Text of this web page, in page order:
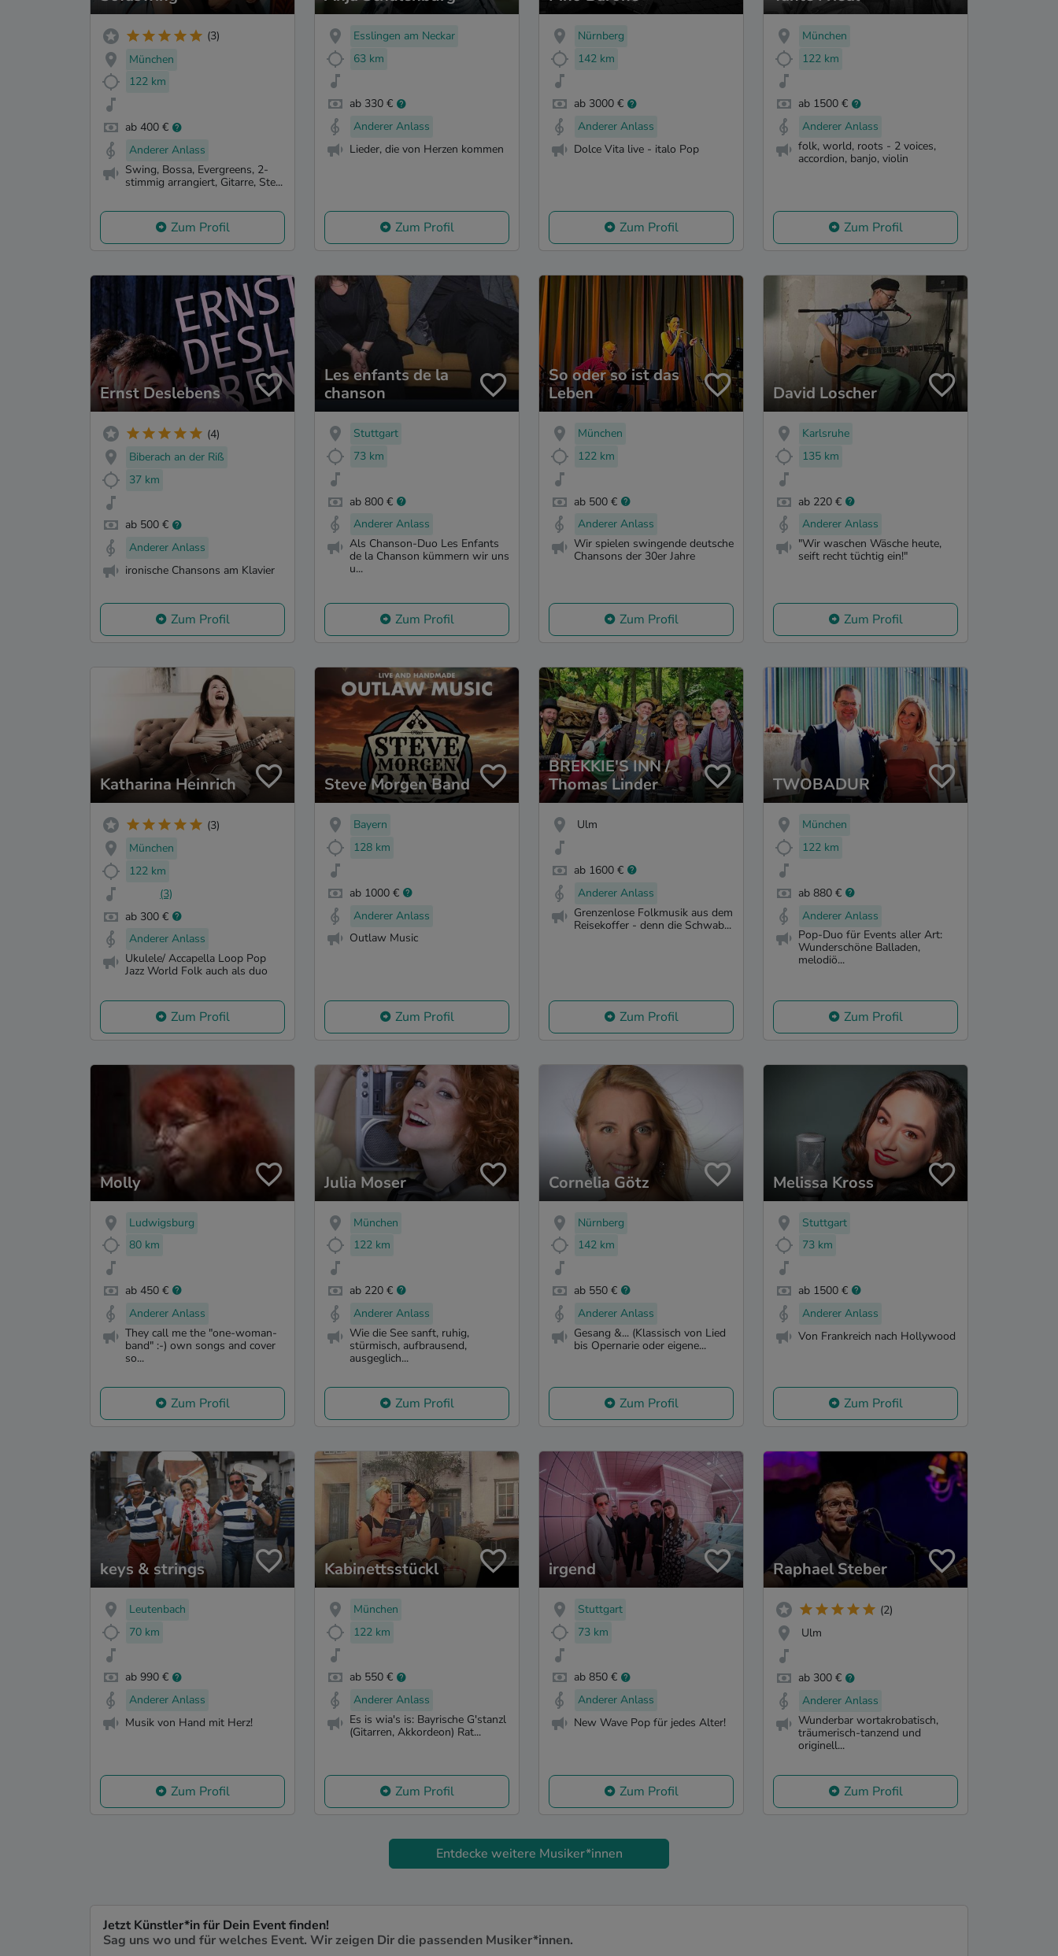
(3)
München
122 km
ab 400 €
Anderer Anlass
Swing, Bossa, Evergreens, 2-
stimmig arrangiert, Gitarre, Ste...
Zum Profil
Esslingen am Neckar
63 km
ab 330 €
Anderer Anlass
Lieder, die von Herzen kommen
Zum Profil
Nürnberg
142 km
ab 3000 €
Anderer Anlass
Dolce Vita live - italo Pop
Zum Profil
München
122 km
ab 1500 €
Anderer Anlass
folk, world, roots - 2 voices,
accordion, banjo, violin
Zum Profil
Ernst Deslebens
(4)
Biberach an der Riß
37 km
ab 500 €
Anderer Anlass
ironische Chansons am Klavier
Zum Profil
Les enfants de la
chanson
Stuttgart
73 km
ab 800 €
Anderer Anlass
Als Chanson-Duo Les Enfants
de la Chanson kümmern wir uns
u...
Zum Profil
So oder so ist das
Leben
München
122 km
ab 500 €
Anderer Anlass
Wir spielen swingende deutsche
Chansons der 30er Jahre
Zum Profil
David Loscher
Karlsruhe
135 km
ab 220 €
Anderer Anlass
"Wir waschen Wäsche heute,
seift recht tüchtig ein!"
Zum Profil
Katharina Heinrich
(3)
München
122 km
(3)
ab 300 €
Anderer Anlass
Ukulele/ Accapella Loop Pop
Jazz World Folk auch als duo
Zum Profil
Steve Morgen Band
Bayern
128 km
ab 1000 €
Anderer Anlass
Outlaw Music
Zum Profil
BREKKIE'S INN /
Thomas Linder
Ulm
ab 1600 €
Anderer Anlass
Grenzenlose Folkmusik aus dem
Reisekoffer - denn die Schwab...
Zum Profil
TWOBADUR
München
122 km
ab 880 €
Anderer Anlass
Pop-Duo für Events aller Art:
Wunderschöne Balladen,
melodiö...
Zum Profil
Molly
Ludwigsburg
80 km
ab 450 €
Anderer Anlass
They call me the "one-woman-
band" :-) own songs and cover
so...
Zum Profil
Julia Moser
München
122 km
ab 220 €
Anderer Anlass
Wie die See sanft, ruhig,
stürmisch, aufbrausend,
ausgeglich...
Zum Profil
Cornelia Götz
Nürnberg
142 km
ab 550 €
Anderer Anlass
Gesang &... (Klassisch von Lied
bis Opernarie oder eigene...
Zum Profil
Melissa Kross
Stuttgart
73 km
ab 1500 €
Anderer Anlass
Von Frankreich nach Hollywood
Zum Profil
keys & strings
Leutenbach
70 km
ab 990 €
Anderer Anlass
Musik von Hand mit Herz!
Zum Profil
Kabinettsstückl
München
122 km
ab 550 €
Anderer Anlass
Es is wia's is: Bayrische G'stanzl
(Gitarren, Akkordeon) Rat...
Zum Profil
irgend
Stuttgart
73 km
ab 850 €
Anderer Anlass
New Wave Pop für jedes Alter!
Zum Profil
Raphael Steber
(2)
Ulm
ab 300 €
Anderer Anlass
Wunderbar wortakrobatisch,
träumerisch-tanzend und
originell...
Zum Profil
Entdecke weitere Musiker*innen
Jetzt Künstler*in für Dein Event finden!
Sag uns wo und für welches Event. Wir zeigen Dir die passenden Musiker*innen.